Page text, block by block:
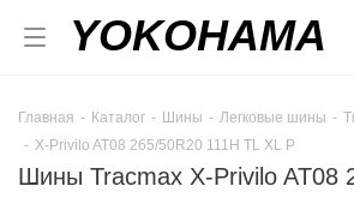
YOKOHAMA
Главная - Каталог - Шины - Легковые шины -
- X-Privilo AT08 265/50R20 111H TL XL P
Шины Tracmax X-Privilo AT08